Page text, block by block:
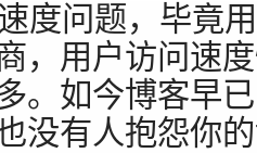
度问题，毕竟
，用户访问速
。如今博客早
没有人抱怨你